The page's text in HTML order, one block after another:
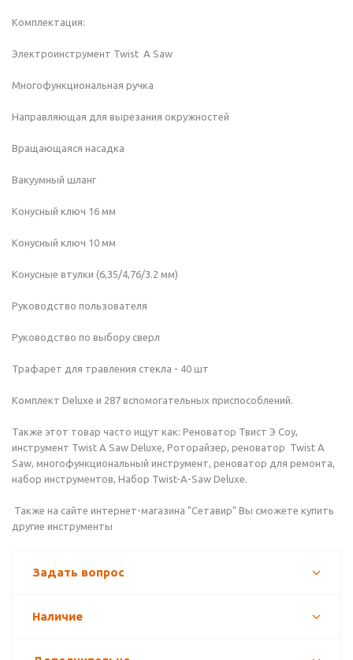
Комплектация:
Электроинструмент Twist A Saw
Многофункциональная ручка
Направляющая для вырезания окружностей
Вращающаяся насадка
Вакуумный шланг
Конусный ключ 16 мм
Конусный ключ 10 мм
Конусные втулки (6,35/4,76/3.2 мм)
Руководство пользователя
Руководство по выбору сверл
Трафарет для травления стекла - 40 шт
Комплект Deluxe и 287 вспомогательных приспособлений.
Также этот товар часто ищут как: Реноватор Твист Э Соу,
инструмент Twist A Saw Deluxe, Роторайзер, реноватор Twist A
Saw, многофункциональный инструмент, реноватор для ремонта,
набор инструментов, Набор Twist-A-Saw Deluxe.
Также на сайте интернет-магазина "Сетавир" Вы сможете купить
другие инструменты
Задать вопрос
Наличие